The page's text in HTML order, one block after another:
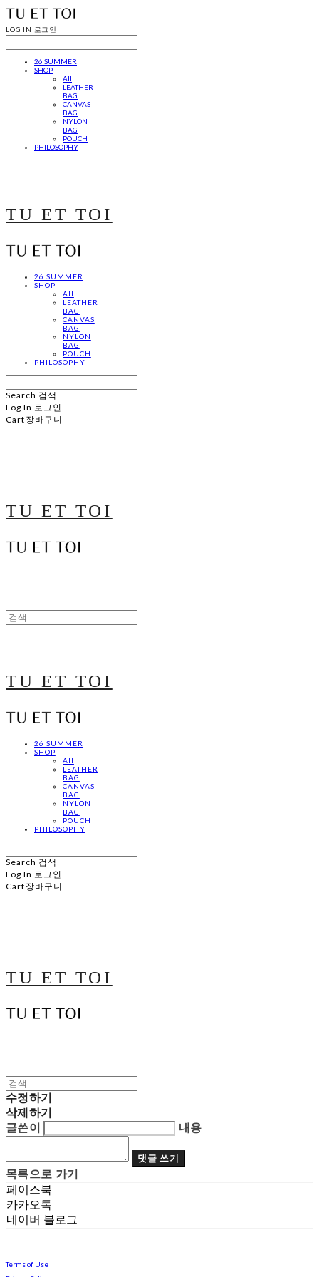
LOG IN 로그인
26 SUMMER
SHOP
All
LEATHER
BAG
CANVAS
BAG
NYLON
BAG
POUCH
PHILOSOPHY
TU ET TOI
26 SUMMER
SHOP
All
LEATHER
BAG
CANVAS
BAG
NYLON
BAG
POUCH
PHILOSOPHY
Search 검색
Log In 로그인
Cart 장바구니
TU ET TOI
TU ET TOI
26 SUMMER
SHOP
All
LEATHER
BAG
CANVAS
BAG
NYLON
BAG
POUCH
PHILOSOPHY
Search 검색
Log In 로그인
Cart 장바구니
TU ET TOI
수정하기
삭제하기
글쓴이
내용
댓글 쓰기
목록으로 가기
페이스북
카카오톡
네이버 블로그
Terms of Use